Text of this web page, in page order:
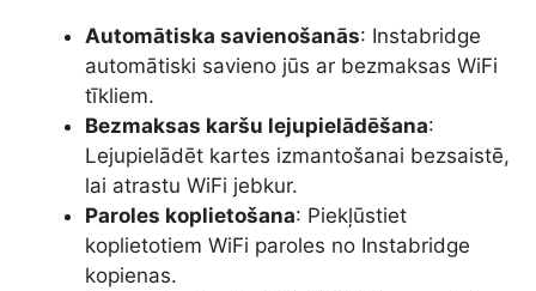
Automātiska savienošanās: Instabridge
automātiski savieno jūs ar bezmaksas WiFi
tīkliem.
Bezmaksas karšu lejupielādēšana:
Lejupielādēt kartes izmantošanai bezsaistē,
lai atrastu WiFi jebkur.
Paroles koplietošana: Piekļūstiet
koplietotiem WiFi paroles no Instabridge
kopienas.